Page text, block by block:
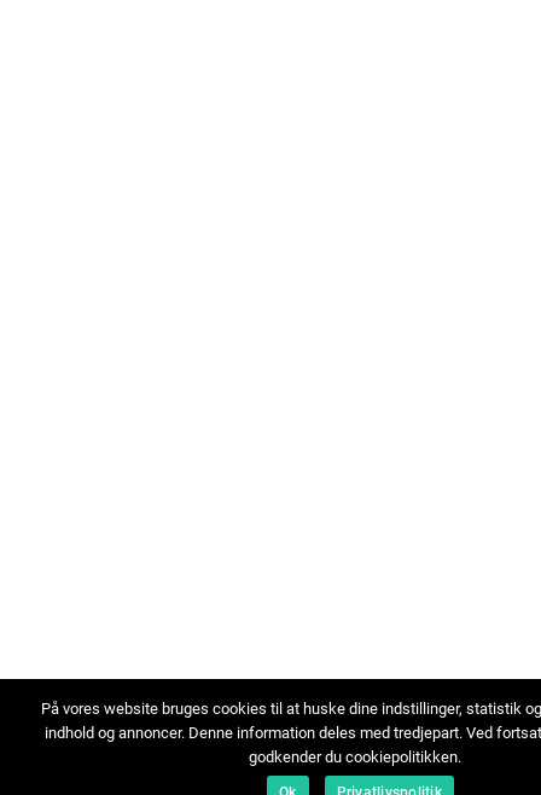
På vores website bruges cookies til at huske dine indstillinger, statistik
indhold og annoncer. Denne information deles med tredjepart. Ved
godkender du cookiepolitikken.